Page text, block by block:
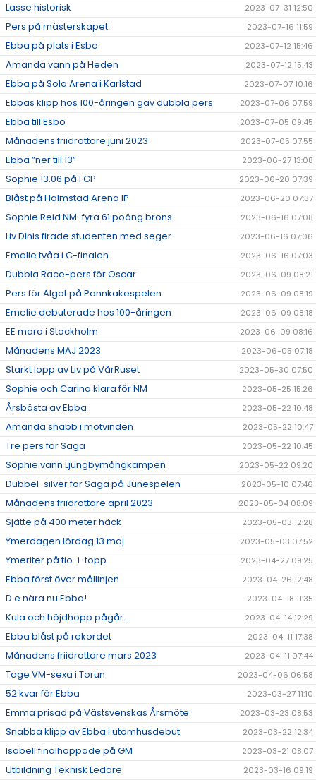
Lasse historisk 2023-07-31 12:50
Pers på mästerskapet 2023-07-16 11:59
Ebba på plats i Esbo 2023-07-12 15:46
Amanda vann på Heden 2023-07-12 15:43
Ebba på Sola Arena i Karlstad 2023-07-07 10:16
Ebbas klipp hos 100-åringen gav dubbla pers 2023-07-06 07:59
Ebba till Esbo 2023-07-05 09:45
Månadens friidrottare juni 2023 2023-07-05 07:55
Ebba ”ner till 13” 2023-06-27 13:08
Sophie 13.06 på FGP 2023-06-20 07:39
Blåst på Halmstad Arena IP 2023-06-20 07:37
Sophie Reid NM-fyra 61 poäng brons 2023-06-16 07:08
Liv Dinis firade studenten med seger 2023-06-16 07:06
Emelie tvåa i C-finalen 2023-06-16 07:03
Dubbla Race-pers för Oscar 2023-06-09 08:21
Pers för Algot på Pannkakespelen 2023-06-09 08:19
Emelie debuterade hos 100-åringen 2023-06-09 08:18
EE mara i Stockholm 2023-06-09 08:16
Månadens MAJ 2023 2023-06-05 07:18
Starkt lopp av Liv på VårRuset 2023-05-30 07:50
Sophie och Carina klara för NM 2023-05-25 15:26
Årsbästa av Ebba 2023-05-22 10:48
Amanda snabb i motvinden 2023-05-22 10:47
Tre pers för Saga 2023-05-22 10:45
Sophie vann Ljungbymångkampen 2023-05-22 09:20
Dubbel-silver för Saga på Junespelen 2023-05-10 07:46
Månadens friidrottare april 2023 2023-05-04 08:09
Sjätte på 400 meter häck 2023-05-03 12:28
Ymerdagen lördag 13 maj 2023-05-03 07:52
Ymeriter på tio-i-topp 2023-04-27 09:25
Ebba först över mållinjen 2023-04-26 12:48
D e nära nu Ebba! 2023-04-18 11:35
Kula och höjdhopp pågår... 2023-04-14 12:29
Ebba blåst på rekordet 2023-04-11 17:38
Månadens friidrottare mars 2023 2023-04-11 07:44
Tage VM-sexa i Torun 2023-04-06 06:58
52 kvar för Ebba 2023-03-27 11:10
Emma prisad på Västsvenskas Årsmöte 2023-03-23 08:53
Snabba klipp av Ebba i utomhusdebut 2023-03-22 12:34
Isabell finalhoppade på GM 2023-03-21 08:07
Utbildning Teknisk Ledare 2023-03-16 09:19